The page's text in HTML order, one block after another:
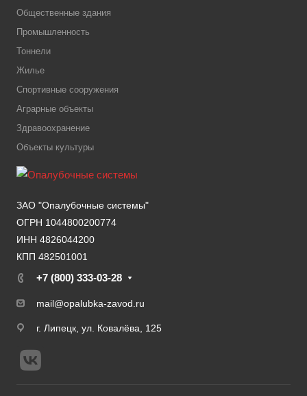
Общественные здания
Промышленность
Тоннели
Жилье
Спортивные сооружения
Аграрные объекты
Здравоохранение
Объекты культуры
ЗАО "Опалубочные системы"
ОГРН 1044800200774
ИНН 4826044200
КПП 482501001
+7 (800) 333-03-28
mail@opalubka-zavod.ru
г. Липецк, ул. Ковалёва, 125